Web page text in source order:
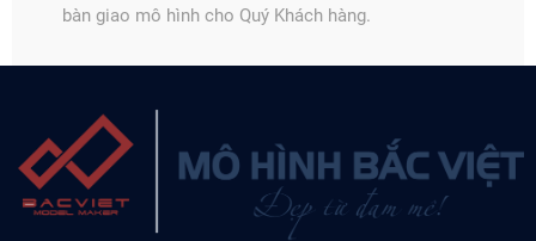
bàn giao mô hình cho Quý Khách hàng.